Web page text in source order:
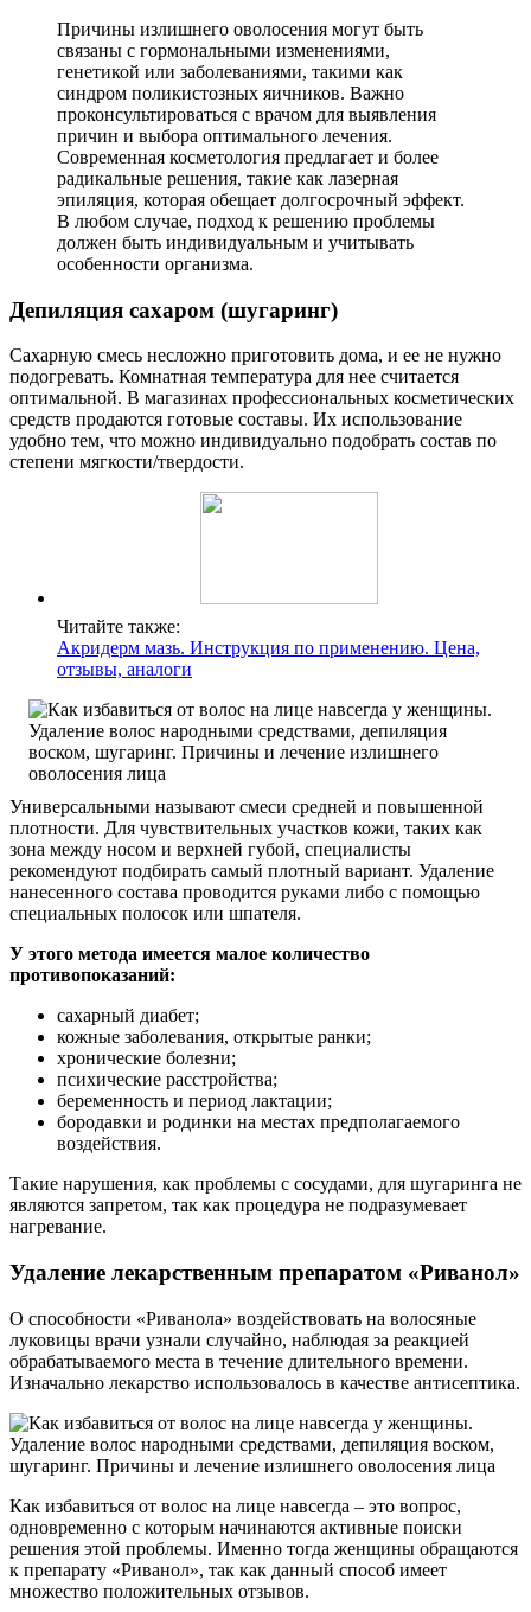
Причины излишнего оволосения могут быть
связаны с гормональными изменениями,
генетикой или заболеваниями, такими как
синдром поликистозных яичников. Важно
проконсультироваться с врачом для выявления
причин и выбора оптимального лечения.
Современная косметология предлагает и более
радикальные решения, такие как лазерная
эпиляция, которая обещает долгосрочный эффект.
В любом случае, подход к решению проблемы
должен быть индивидуальным и учитывать
особенности организма.
Депиляция сахаром (шугаринг)
Сахарную смесь несложно приготовить дома, и ее не нужно
подогревать. Комнатная температура для нее считается
оптимальной. В магазинах профессиональных косметических
средств продаются готовые составы. Их использование
удобно тем, что можно индивидуально подобрать состав по
степени мягкости/твердости.
Читайте также:
Акридерм мазь. Инструкция по применению. Цена,
отзывы, аналоги
Универсальными называют смеси средней и повышенной
плотности. Для чувствительных участков кожи, таких как
зона между носом и верхней губой, специалисты
рекомендуют подбирать самый плотный вариант. Удаление
нанесенного состава проводится руками либо с помощью
специальных полосок или шпателя.
У этого метода имеется малое количество
противопоказаний:
сахарный диабет;
кожные заболевания, открытые ранки;
хронические болезни;
психические расстройства;
беременность и период лактации;
бородавки и родинки на местах предполагаемого
воздействия.
Такие нарушения, как проблемы с сосудами, для шугаринга не
являются запретом, так как процедура не подразумевает
нагревание.
Удаление лекарственным препаратом «Риванол»
О способности «Риванола» воздействовать на волосяные
луковицы врачи узнали случайно, наблюдая за реакцией
обрабатываемого места в течение длительного времени.
Изначально лекарство использовалось в качестве антисептика.
Как избавиться от волос на лице навсегда – это вопрос,
одновременно с которым начинаются активные поиски
решения этой проблемы. Именно тогда женщины обращаются
к препарату «Риванол», так как данный способ имеет
множество положительных отзывов.